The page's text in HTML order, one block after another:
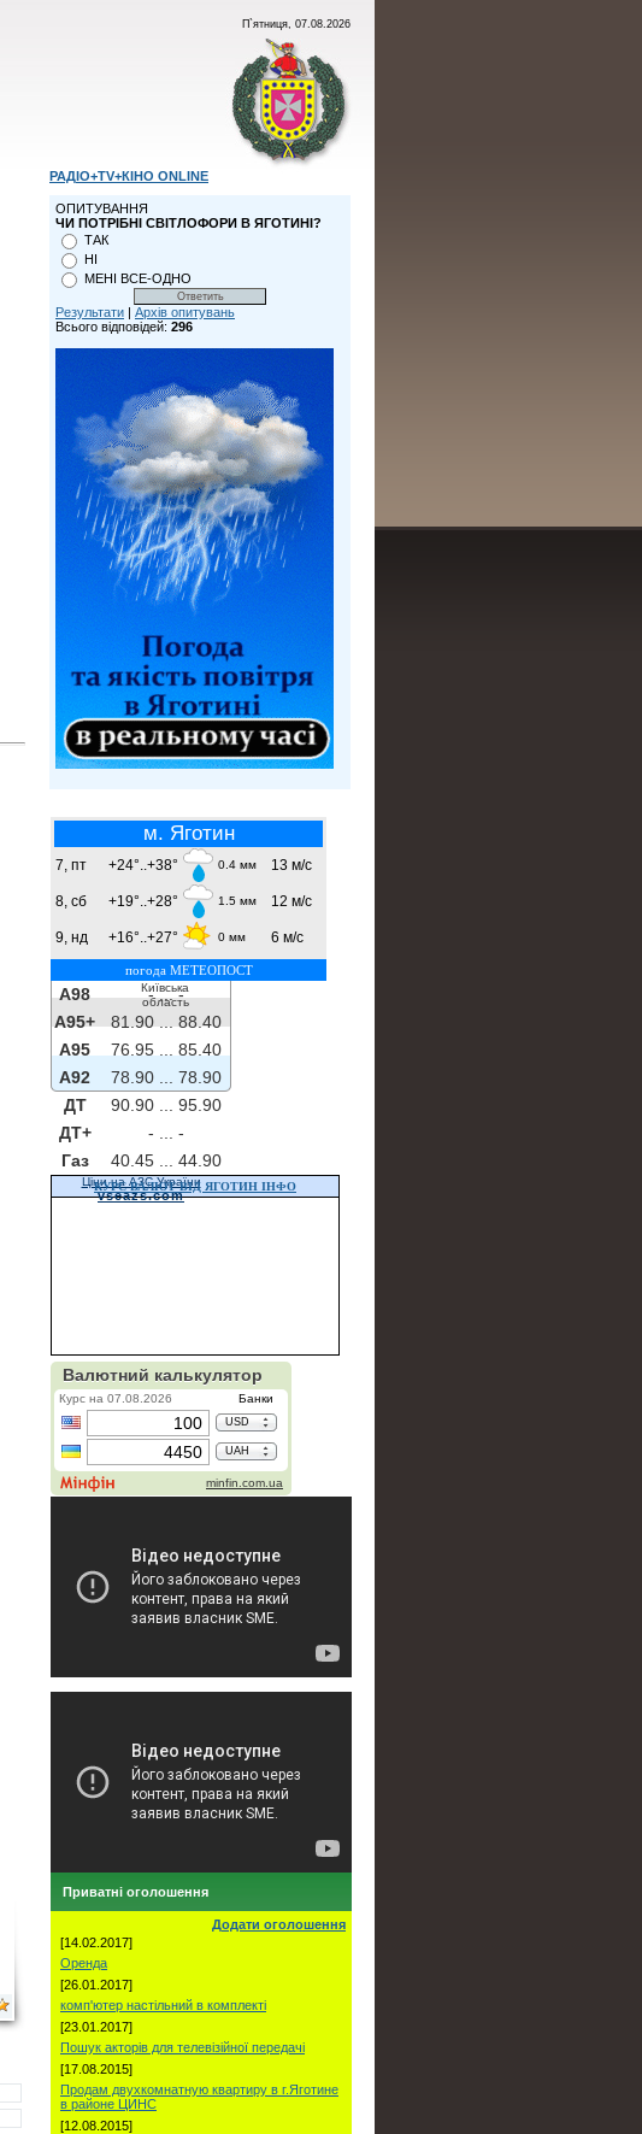
П`ятниця, 07.08.2026
РАДІО+TV+КІНО ONLINE
ОПИТУВАННЯ
ЧИ ПОТРІБНІ СВІТЛОФОРИ В ЯГОТИНІ?
ТАК
НІ
МЕНІ ВСЕ-ОДНО
Результати | Архів опитувань
Всього відповідей: 296
м. Яготин
7, пт +24°..+38° 0.4 мм 13 м/с
8, сб +19°..+28° 1.5 мм 12 м/с
9, нд +16°..+27° 0 мм 6 м/с
погода МЕТЕОПОСТ
Київська
область
A98 - ...-
A95+
81.90 ...
88.40
A95
76.95 ...
85.40
A92
78.90 ...
78.90
ДТ
90.90 ...
95.90
ДТ+
- ...
-
Газ
40.45 ... 44.90
Ціни на АЗС України
vseazs.com
КУРС ВАЛЮТ ВІД ЯГОТИН ІНФО
Приватні оголошення
Додати оголошення
[14.02.2017]
Оренда
[26.01.2017]
комп'ютер настільний в комплекті
[23.01.2017]
Пошук акторів для телевізійної передачі
[17.08.2015]
Продам двухкомнатную квартиру в г.Яготине
в районе ЦИНС
[12.08.2015]